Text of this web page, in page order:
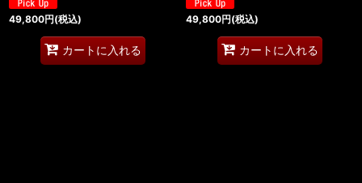
49,800円(税込)
カートに入れる
49,800円(税込)
カートに入れる